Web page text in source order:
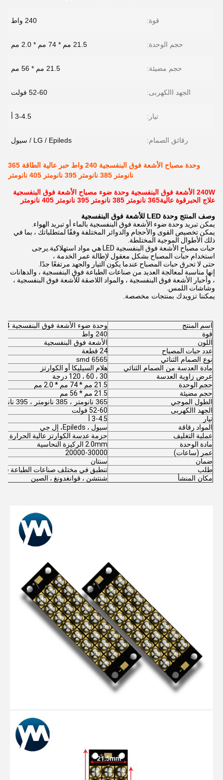
قوة: 240 واط
حجم الوحدة: 21.5 مم * 74 مم * 2.0 مم
حجم مضيئة: 21.5 مم * 56 مم
الجهد االكهربى: 52-60 فولت
تيار: 3-4.5 أ
رقائق الصمام: LG / Epileds / سيول
وحدة مصباح الأشعة فوق البنفسجية 240 واط حبر عالية الطاقة 365
نانومتر 385 نانومتر 395 نانومتر 405 نانومتر
240W الأشعة فوق البنفسجية وحدة ضوء مصباح الأشعة فوق البنفسجية
علاج الحبر قوة عالية365 نانومتر 385 نانومتر 395 نانومتر 405 نانومتر
وصف المنتج وحدة LED للأشعة فوق البنفسجية
يمكن تبريد وحدة ضوء الأشعة فوق البنفسجية بالماء أو تبريد الهواء.
يمكن تخصيص القوى والأحجام والدوائر المختلفة وفقًا لمتطلباتك ، بما في
ذلك الأطوال الموجية المختلطة.
حبات مصباح الأشعة فوق البنفسجية LED هي مواد استهلاكية.يرجى
استخدام حبات المصباح بشكل معقول لإطالة عمر الخدمة ،
حتى لا تحرق حبات المصباح عندما يكون التيار والجهد مرتفعًا جدًا.
إنها مناسبة لمعالجة العديد من صناعات الطباعة فوق البنفسجية ، والدهانات
، وأحبار الأشعة فوق البنفسجية ، والمواد اللاصقة للأشعة فوق البنفسجية ،
وشاشات اللمس.
يمكننا تزويدك بمنتجات مخصصة.
اسم المنتج
وحدة ضوء الأشعة فوق البنفسجية 2174
قوة
240 واط
اللون
الأشعة فوق البنفسجية
عدد حبات المصباح
24 قطعة
نوع الصمام الثنائي
6565 smd
مادة العدسة من الصمام الثنائي
هلام السيليكا أو الكوارتز
عرض زاوية العدسة
30 ، 60 ، 120 درجة
حجم الوحدة
21.5 مم * 74 مم * 2.0 مم
حجم مضيئة
21.5 مم * 56 مم
الطول الموجي
365 نانومتر ، 385 نانومتر ، 395 نانومتر ، 405 نانومتر
الجهد االكهربى
52-60 فولت
تيار
3-4.5 أ
المواد رقاقة
سيول ، Epileds
، إل جي
عملية التغليف
حزمة عدسة الكوارتز عالية الحرارة
مادة الوحدة
2.0mm الركيزة النحاسية
عمر (ساعات)
20000-30000
ضمان
سنتان
طلب
تنطبق في مختلف صناعات الطباعة
مكان المنشأ
شنتشن ، قوانغدونغ ، الصين